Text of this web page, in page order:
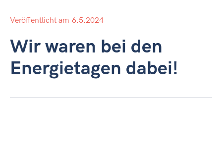
Veröffentlicht am 6.5.2024
Wir waren bei den
Energietagen dabei!